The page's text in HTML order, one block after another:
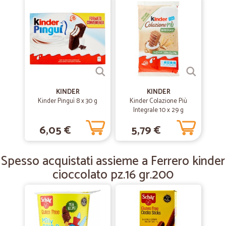
TOP!!!!!!!!!
—Nicola M.
Eccezionale
Ottimo negozio on line con prezzi quasi insuperabili, zero stelle per
24/07/2019
Ginetta A.
Puntualità e precisione!
KINDER
Kinder Pinguì 8 x 30 g
6,05 €
KINDER
Kinder Colazione Più
Integrale 10 x 29 g
5,79 €
Spesso acquistati assieme a Ferrero kinder
cioccolato pz.16 gr.200